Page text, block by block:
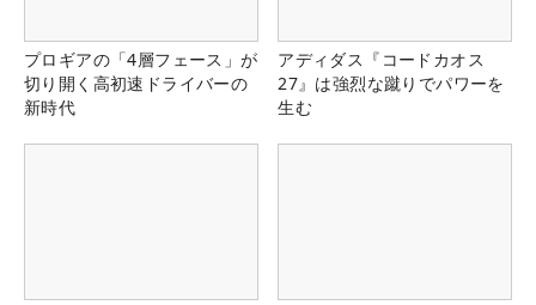
プロギアの「4層フェース」が
切り開く高初速ドライバーの
新時代
アディダス『コードカオス
27』は強烈な蹴りでパワーを
生む